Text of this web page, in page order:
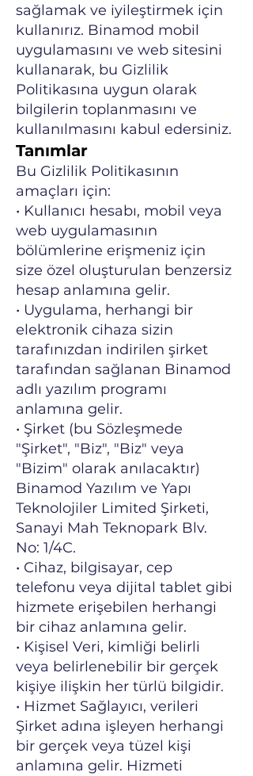
sağlamak ve iyileştirmek için
kullanırız. Binamod mobil
uygulamasını ve web sitesini
kullanarak, bu Gizlilik
Politikasına uygun olarak
bilgilerin toplanmasını ve
kullanılmasını kabul edersiniz.
Tanımlar
Bu Gizlilik Politikasının
amaçları için:
• Kullanıcı hesabı, mobil veya
web uygulamasının
bölümlerine erişmeniz için
size özel oluşturulan benzersiz
hesap anlamına gelir.
• Uygulama, herhangi bir
elektronik cihaza sizin
tarafınızdan indirilen şirket
tarafından sağlanan Binamod
adlı yazılım programı
anlamına gelir.
• Şirket (bu Sözleşmede
"Şirket", "Biz", "Biz" veya
"Bizim" olarak anılacaktır)
Binamod Yazılım ve Yapı
Teknolojiler Limited Şirketi,
Sanayi Mah Teknopark Blv.
No: 1/4C.
• Cihaz, bilgisayar, cep
telefonu veya dijital tablet gibi
hizmete erişebilen herhangi
bir cihaz anlamına gelir.
• Kişisel Veri, kimliği belirli
veya belirlenebilir bir gerçek
kişiye ilişkin her türlü bilgidir.
• Hizmet Sağlayıcı, verileri
Şirket adına işleyen herhangi
bir gerçek veya tüzel kişi
anlamına gelir. Hizmeti